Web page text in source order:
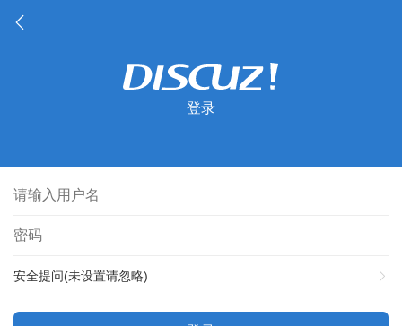
登录
安全提问(未设置请忽略)